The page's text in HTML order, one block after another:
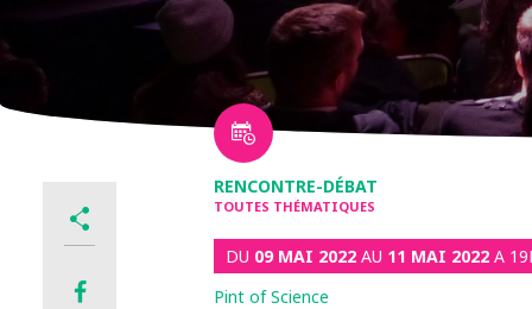
RENCONTRE-DÉBAT
TOUTES THÉMATIQUES
DU 09 MAI 2022 AU 11 MAI 2022 A
Pint of Science